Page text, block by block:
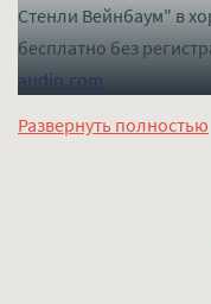
Стенли Вейнбаум" в
бесплатно без
audio.com
Развернуть полностью